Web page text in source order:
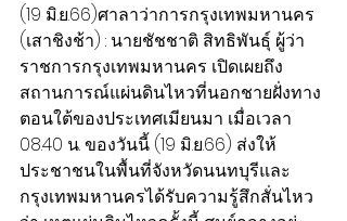
(19 มิ.ย.66)ศาลาว่าการกรุงเทพมหานคร
(เสาชิงช้า) : นายชัชชาติ สิทธิพันธุ์ ผู้ว่า
ราชการกรุงเทพมหานคร เปิดเผยถึง
สถานการณ์แผ่นดินไหวที่นอกชายฝั่งทาง
ตอนใต้ของประเทศเมียนมา เมื่อเวลา
08.40 น. ของวันนี้ (19 มิ.ย.66) ส่งให้
ประชาชนในพื้นที่จังหวัดนนทบุรีและ
กรุงเทพมหานครได้รับความรู้สึกสั่นไหว